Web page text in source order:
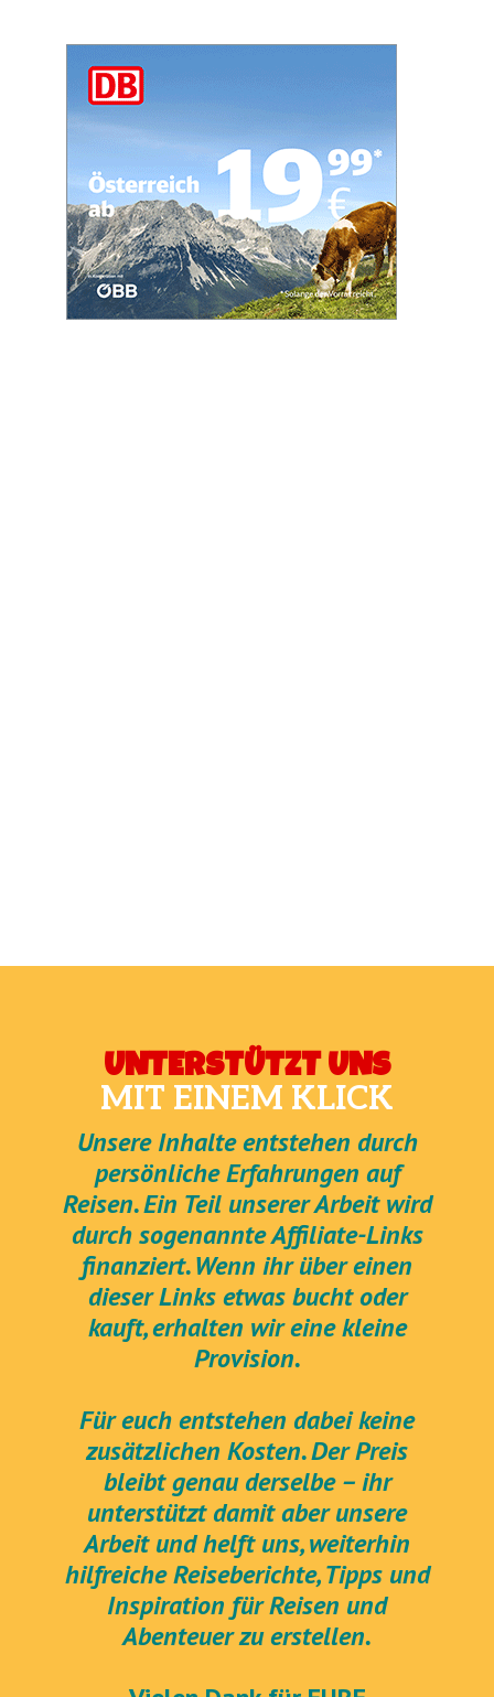
UNTERSTÜTZT UNS
MIT EINEM KLICK
Unsere Inhalte entstehen durch
persönliche Erfahrungen auf
Reisen. Ein Teil unserer Arbeit wird
durch sogenannte Affiliate-Links
finanziert. Wenn ihr über einen
dieser Links etwas bucht oder
kauft, erhalten wir eine kleine
Provision.
Für euch entstehen dabei keine
zusätzlichen Kosten. Der Preis
bleibt genau derselbe – ihr
unterstützt damit aber unsere
Arbeit und helft uns, weiterhin
hilfreiche Reiseberichte, Tipps und
Inspiration für Reisen und
Abenteuer zu erstellen.